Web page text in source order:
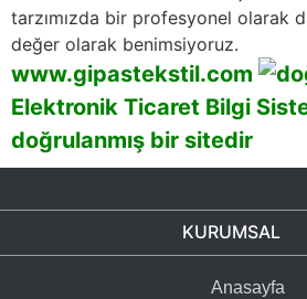
tarzımızda bir profesyonel olarak
değer olarak benimsiyoruz.
www.gipastekstil.com
Elektronik Ticaret Bilgi
doğrulanmış bir sitedir
KURUMSAL
Anasayfa